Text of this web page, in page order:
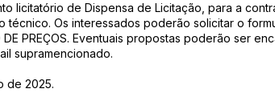
licitatório de Dispensa de Licitação, para a
técnico. Os interessados poderão solicitar o
DE PREÇOS. Eventuais propostas poderão ser
supramencionado.
de 2025.